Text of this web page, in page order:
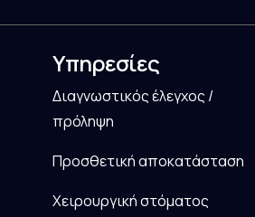
Υπηρεσίες
Διαγνωστικός έλεγχος /
πρόληψη
Προσθετική αποκατάσταση
Χειρουργική στόματος